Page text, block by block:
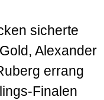
sicherte
Alexander
errang
Finalen